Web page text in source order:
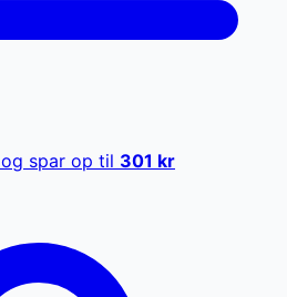
og spar op til 301 kr